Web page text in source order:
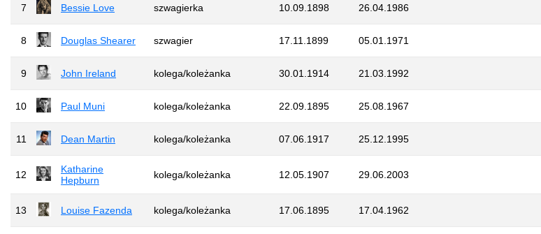
7 Bessie Love szwagierka 10.09.1898 26.04.1986
8 Douglas Shearer szwagier 17.11.1899 05.01.1971
9 John Ireland kolega/koleżanka 30.01.1914 21.03.1992
10 Paul Muni kolega/koleżanka 22.09.1895 25.08.1967
11 Dean Martin kolega/koleżanka 07.06.1917 25.12.1995
12
Katharine
Hepburn
kolega/koleżanka 12.05.1907 29.06.2003
13 Louise Fazenda kolega/koleżanka 17.06.1895 17.04.1962